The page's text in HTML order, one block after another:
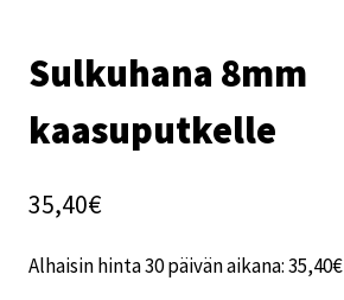
Sulkuhana 8mm
kaasuputkelle
35,40€
Alhaisin hinta 30 päivän aikana:35,40€